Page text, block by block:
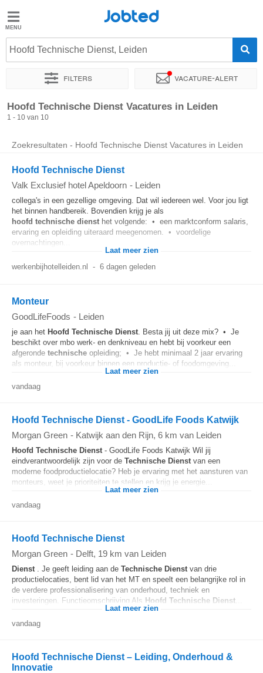
Jobted
Vacatures
Salarissen
Jobted
Hoofd Technische Dienst, Leiden
Filters Vacature-alert
Sorteer op Exacte locatie Soort dienstverband
Hoofd Technische Dienst Vacatures in Leiden
1 - 10 van 10
Zoekresultaten - Hoofd Technische Dienst Vacatures in Leiden
Hoofd Technische Dienst
Valk Exclusief hotel Apeldoorn - Leiden
collega's in een gezellige omgeving. Dat wil iedereen wel. Voor jou ligt
het binnen handbereik. Bovendien krijg je als
hoofd technische dienst het volgende: • een marktconform salaris,
ervaring en opleiding uiteraard meegenomen. • voordelige
overnachtingen...
Laat meer zien
werkenbijhotelleiden.nl - 6 dagen geleden
Monteur
GoodLifeFoods - Leiden
je aan het Hoofd Technische Dienst. Besta jij uit deze mix? • Je
beschikt over mbo werk- en denkniveau en hebt bij voorkeur een
afgeronde technische opleiding; • Je hebt minimaal 2 jaar ervaring
als monteur, bij voorkeur binnen een productie- of foodomgeving...
Laat meer zien
vandaag
Hoofd Technische Dienst - GoodLife Foods Katwijk
Morgan Green - Katwijk aan den Rijn, 6 km van Leiden
Hoofd Technische Dienst- GoodLife Foods Katwijk Wil jij
eindverantwoordelijk zijn voor de Technische Dienst van een
moderne foodproductielocatie? Heb je ervaring met het aansturen van
monteurs, weet je prioriteiten te stellen en krijg je energie...
Laat meer zien
vandaag
Hoofd Technische Dienst
Morgan Green - Delft, 19 km van Leiden
Dienst. Je geeft leiding aan de Technische Dienstvan drie
productielocaties, bent lid van het MT en speelt een belangrijke rol in
de verdere professionalisering van onderhoud, techniek en
investeringen. Functieomschrijving Als Hoofd Technische Dienst
Laat meer zien
vandaag
Hoofd Technische Dienst – Leiding, Onderhoud &
Innovatie